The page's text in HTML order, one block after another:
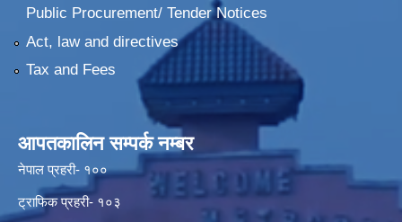
Public Procurement/ Tender Notices
Act, law and directives
Tax and Fees
आपतकालिन सम्पर्क नम्बर
नेपाल प्रहरी- १००
ट्राफिक प्रहरी- १०३